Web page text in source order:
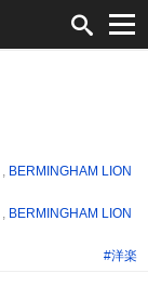
, BERMINGHAM LION
, BERMINGHAM LION
#洋楽